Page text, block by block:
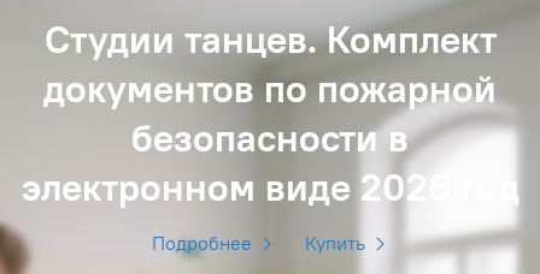
Студии танцев. Комплект
документов по пожарной
безопасности в
электронном виде 2026 год
Подробнее Купить